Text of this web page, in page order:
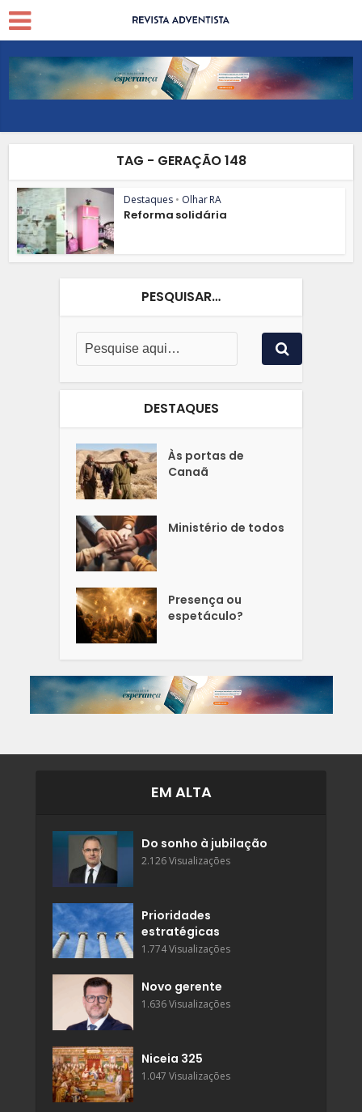
TAG - GERAÇÃO 148
Destaques • Olhar RA
Reforma solidária
PESQUISAR…
DESTAQUES
Às portas de
Canaã
Ministério de todos
Presença ou
espetáculo?
EM ALTA
Do sonho à jubilação
2.126 Visualizações
Prioridades
estratégicas
1.774 Visualizações
Novo gerente
1.636 Visualizações
Niceia 325
1.047 Visualizações